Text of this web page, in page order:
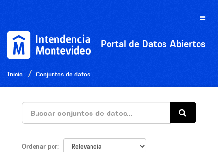
Toggle
Portal de Datos Abiertos
Inicio Conjuntos de datos
Ordenar por